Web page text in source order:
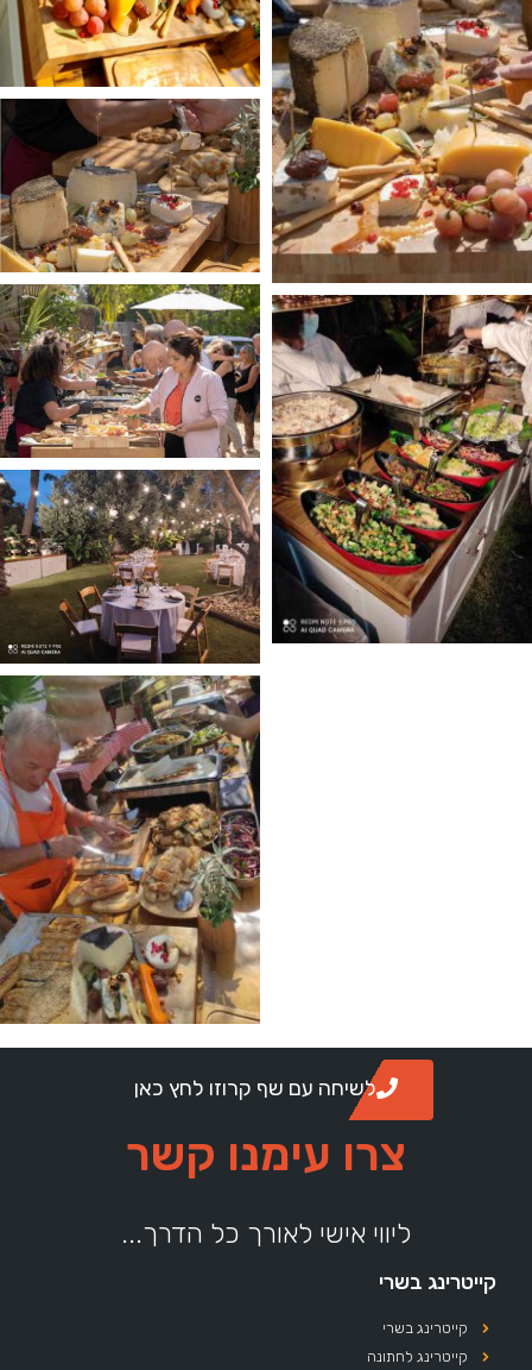
לשיחה עם שף קרוזו לחץ כאן
צרו עימנו קשר
ליווי אישי לאורך כל הדרך...
קייטרינג בשרי
קייטרינג בשרי
קייטרינג לחתונה